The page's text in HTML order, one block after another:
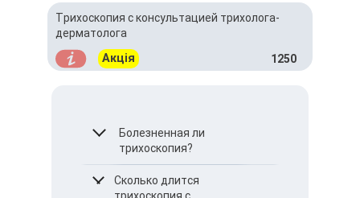
Трихоскопия с консультацией трихолога-
дерматолога
Акція 1250
Болезненная ли
трихоскопия?
Процедура безболезненна
Сколько длится